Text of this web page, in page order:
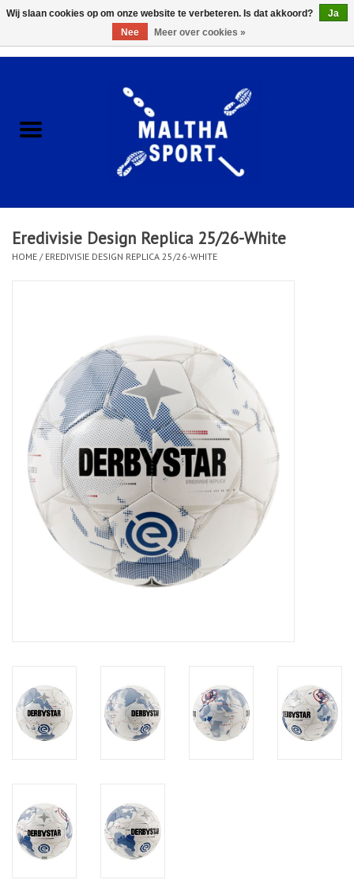
ACCESSOIRES/HARDWARE
KLEDING
CLUBSHOPS
Afspraak Loop Analyse
Diensten
Merken
Eredivisie Design Replica 25/26-White
HOME / EREDIVISIE DESIGN REPLICA 25/26-WHITE
Wij slaan cookies op om onze website te verbeteren. Is dat akkoord?
Ja
Nee
Meer over cookies »